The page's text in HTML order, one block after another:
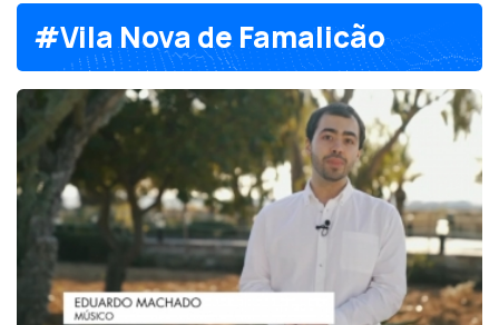
#Vila Nova de Famalicão